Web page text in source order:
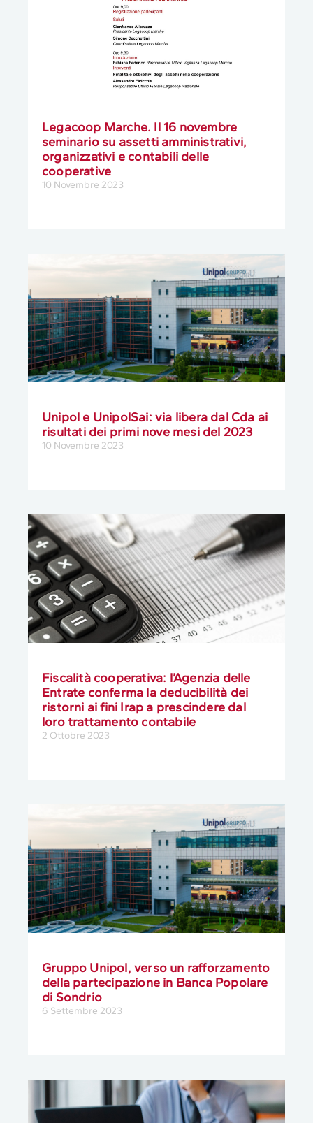
Legacoop Marche. Il 16 novembre
seminario su assetti amministrativi,
organizzativi e contabili delle
cooperative
10 Novembre 2023
Unipol e UnipolSai: via libera dal Cda ai
risultati dei primi nove mesi del 2023
10 Novembre 2023
Fiscalità cooperativa: l’Agenzia delle
Entrate conferma la deducibilità dei
ristorni ai fini Irap a prescindere dal
loro trattamento contabile
2 Ottobre 2023
Gruppo Unipol, verso un rafforzamento
della partecipazione in Banca Popolare
di Sondrio
6 Settembre 2023